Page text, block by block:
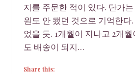
지를 주문한 적이 있다. 단가
원도 안 됐던 것으로 기억한다
었을 듯. 1개월이 지나고 2개
도 배송이 되지…
Share this: